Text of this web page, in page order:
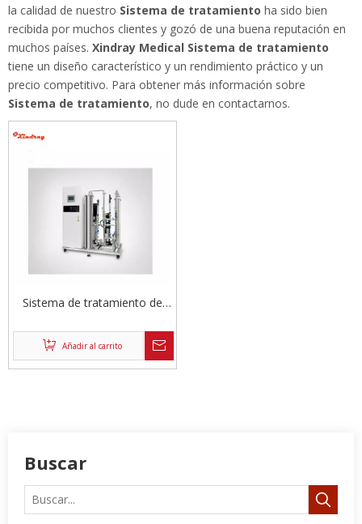
la calidad de nuestro Sistema de tratamiento ha sido bien
recibida por muchos clientes y gozó de una buena reputación en
muchos países. Xindray Medical Sistema de tratamiento
tiene un diseño característico y un rendimiento práctico y un
precio competitivo. Para obtener más información sobre
Sistema de tratamiento, no dude en contactarnos.
Sistema de tratamiento de
Añadir al carrito
Buscar